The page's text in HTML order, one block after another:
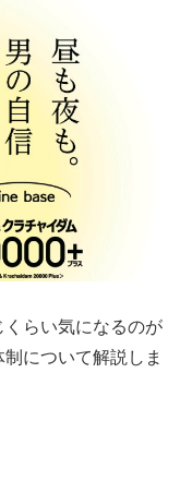
らい気になるのが
について解説しま